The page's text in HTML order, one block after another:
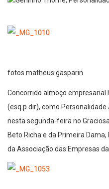
fotos matheus gasparin
Concorrido almoço empresarial
(esq.p.dir), como Personalidade
nesta segunda-feira no
Beto Richa e da Primeira
da Associação das Empresas